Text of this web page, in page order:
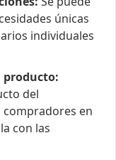
únicas
individuales
producto:
del
en
con las